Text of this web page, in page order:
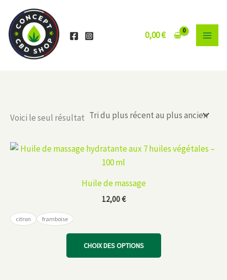
contenu
0,00€
Voici le seul résultat
Huile de massage
12,00€
citron framboise
CHOIX DES OPTIONS
Ce